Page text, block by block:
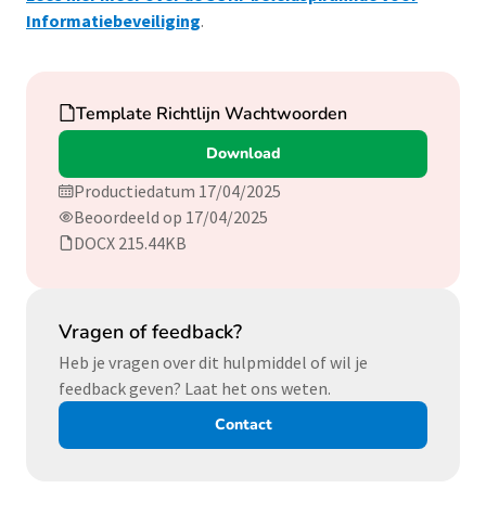
Informatiebeveiliging.
Download
Template Richtlijn Wachtwoorden
Download
Productiedatum 17/04/2025
Beoordeeld op 17/04/2025
DOCX 215.44KB
Vragen of feedback?
Heb je vragen over dit hulpmiddel of wil je
feedback geven? Laat het ons weten.
Contact